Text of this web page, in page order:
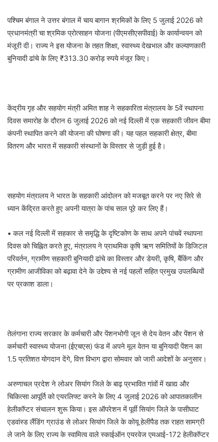
पश्चिम बंगाल ने उत्तर बंगाल में चाय बागान श्रमिकों के लिए 5 जुलाई 2026 को
प्रधानमंत्री चा श्रमिक प्रोत्साहन योजना (पीएमसीएसपीवाई) के कार्यान्वयन को
मंजूरी दी। राज्य ने इस योजना के तहत शिक्षा, स्वास्थ्य देखभाल और कल्याणकारी
बुनियादी ढांचे के लिए ₹313.30 करोड़ रुपये मंजूर किए।
केंद्रीय गृह और सहयोग मंत्री अमित शाह ने सहकारिता मंत्रालय के 5वें स्थापना
दिवस समारोह के दौरान 6 जुलाई 2026 को नई दिल्ली में एक सहकारी जीवन बीमा
कंपनी स्थापित करने की योजना की घोषणा की। यह पहल सहकारी क्षेत्र, बीमा
वितरण और भारत में सहकारी संस्थानों के विस्तार से जुड़ी हुई है।
सहयोग मंत्रालय ने भारत के सहकारी आंदोलन को मजबूत करने पर नए सिरे से
ध्यान केंद्रित करते हुए अपनी यात्रा के पांच साल पूरे कर लिए हैं।
• कल नई दिल्ली में सहकार से समृद्धि के दृष्टिकोण के साथ अपने पांचवें स्थापना
दिवस को चिह्नित करते हुए, मंत्रालय ने प्राथमिक कृषि ऋण समितियों के डिजिटल
परिवर्तन, ग्रामीण सहकारी बुनियादी ढांचे का विस्तार और डेयरी, कृषि, बैंकिंग और
ग्रामीण आजीविका को बढ़ावा देने के उद्देश्य से नई पहलों सहित प्रमुख उपलब्धियों
पर प्रकाश डाला।
तेलंगाना राज्य सरकार के कर्मचारी और पेंशनभोगी जून से देय वेतन और पेंशन से
कर्मचारी स्वास्थ्य योजना (ईएचएस) फंड में अपने मूल वेतन या बुनियादी पेंशन का
1.5 प्रतिशत योगदान देंगे, वित्त विभाग द्वारा सोमवार को जारी आदेशों के अनुसार।
अरुणाचल प्रदेश ने लोअर सियांग जिले के बाढ़ प्रभावित गांवों में खाद्य और
चिकित्सा आपूर्ति को एयरलिफ्ट करने के लिए 4 जुलाई 2026 को आपातकालीन
हेलीकॉप्टर संचालन शुरू किया। इस ऑपरेशन में पूर्वी सियांग जिले के पासीघाट
एडवांस्ड लैंडिंग ग्राउंड से लोअर सियांग जिले के कोयू हेलीपैड तक राहत सामग्री
ले जाने के लिए राज्य के स्वामित्व वाले स्काईऑन एयरवेज एमआई-172 हेलीकॉप्टर